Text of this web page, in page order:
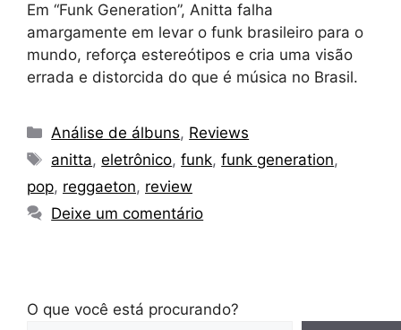
Em “Funk Generation”, Anitta falha
amargamente em levar o funk brasileiro para o
mundo, reforça estereótipos e cria uma visão
errada e distorcida do que é música no Brasil.
Categorias
Análise de álbuns, Reviews
Tags
anitta,eletrônico,funk,funk generation,
pop, reggaeton, review
Deixe um comentário
O que você está procurando?